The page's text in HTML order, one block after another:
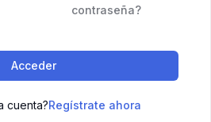
contraseña?
Acceder
cuenta?Regístrate ahora